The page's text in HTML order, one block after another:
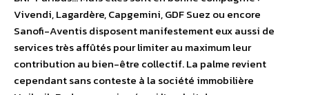
Vivendi, Lagardère, Capgemini, GDF Suez ou encore
Sanofi-Aventis disposent manifestement eux aussi de
services très affûtés pour limiter au maximum leur
contribution au bien-être collectif. La palme revient
cependant sans conteste à la société immobilière